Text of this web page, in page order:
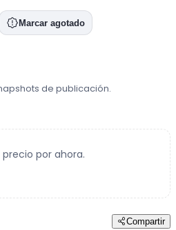
Marcar agotado
de publicación.
por ahora.
Compartir